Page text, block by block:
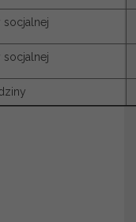
socjalnej
socjalnej